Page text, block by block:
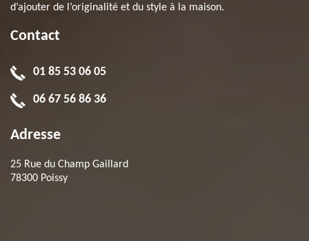
d’ajouter de l’originalité et du style à la maison.
Contact
01 85 53 06 05
06 67 56 86 36
Adresse
25 Rue du Champ Gaillard
78300 Poissy